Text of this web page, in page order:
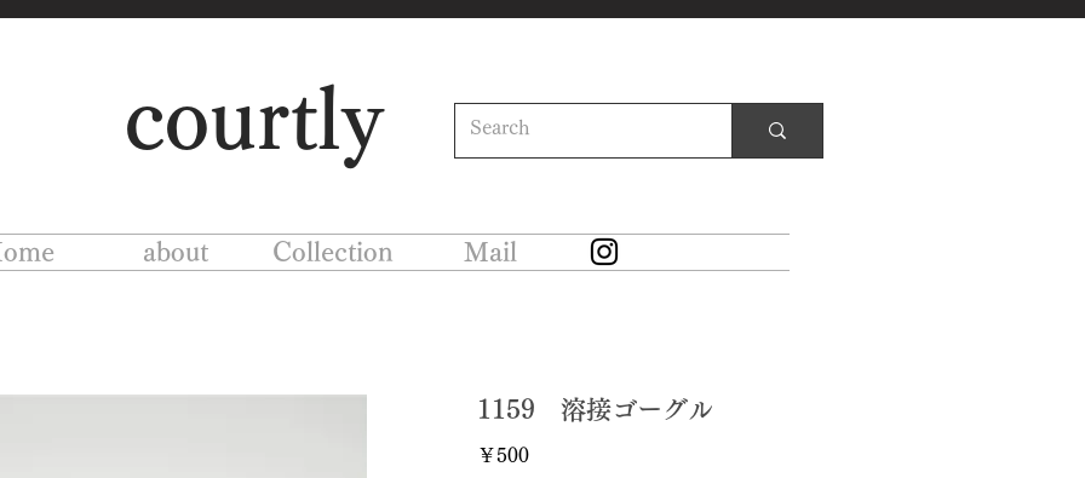
courtly
about Collection Mail
1159 溶接ゴーグル
￥500価